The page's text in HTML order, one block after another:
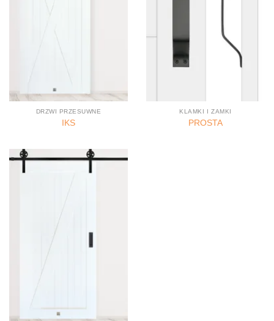
DRZWI PRZESUWNE
IKS
KLAMKI I ZAMKI
PROSTA